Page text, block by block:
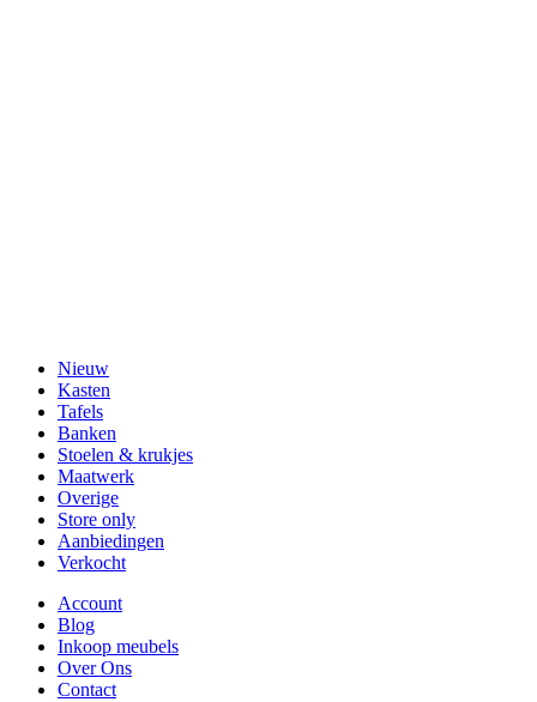
Nieuw
Kasten
Tafels
Banken
Stoelen & krukjes
Maatwerk
Overige
Store only
Aanbiedingen
Verkocht
Account
Blog
Inkoop meubels
Over Ons
Contact